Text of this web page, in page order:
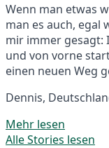
Wenn man etwas
man es auch, egal
mir immer gesagt:
und von vorne
einen neuen Weg
Dennis,
Mehr lesen
Alle Stories lesen